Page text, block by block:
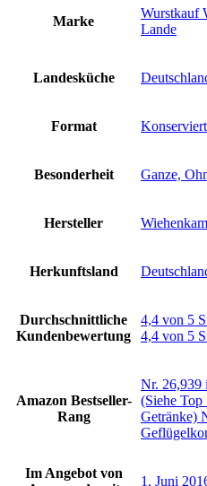
Marke
‎Wurstkauf
Lande
Landesküche
Format ‎Konserviert
Besonderheit ‎Ganze,
Hersteller
Herkunftsland
Durchschnittliche
Kundenbewertung
4,4 von 5
4,4 von 5
Amazon Bestseller-
Rang
Nr. 26,939
(Siehe
Getränke)
Im Angebot von
1. Juni